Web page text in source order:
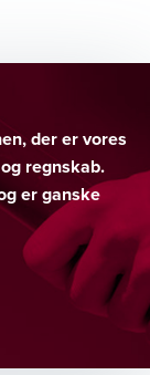
der er vores
regnskab.
er ganske